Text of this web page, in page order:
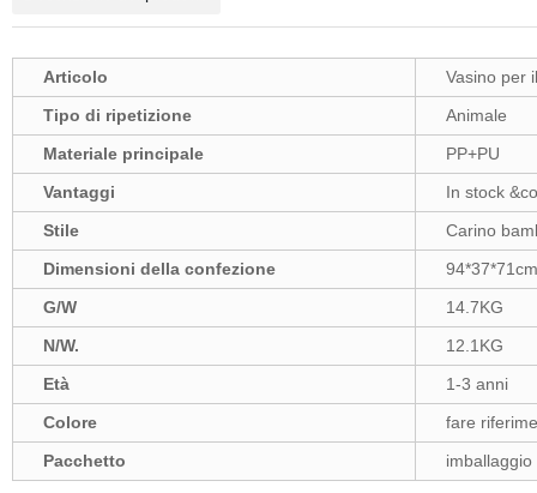
Articolo
Vasino per
Tipo di ripetizione
Animale
Materiale principale
PP+PU
Vantaggi
In stock
Stile
Carino
Dimensioni della confezione
G/W
14.7KG
N/W.
12.1KG
Età
1-3 anni
Colore
fare
Pacchetto